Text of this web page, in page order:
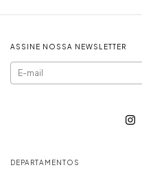
ASSINE NOSSA NEWSLETTER
DEPARTAMENTOS